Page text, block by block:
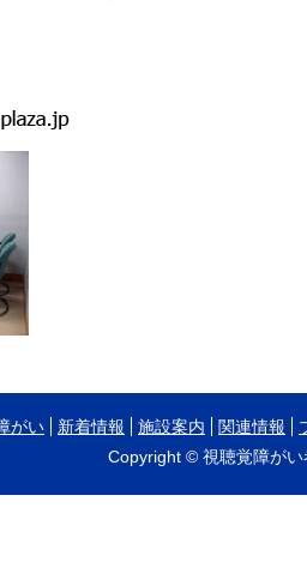
がい 新着情報 施設案内 関連情報
Copyright © 視聴覚障が